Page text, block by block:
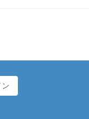
ン